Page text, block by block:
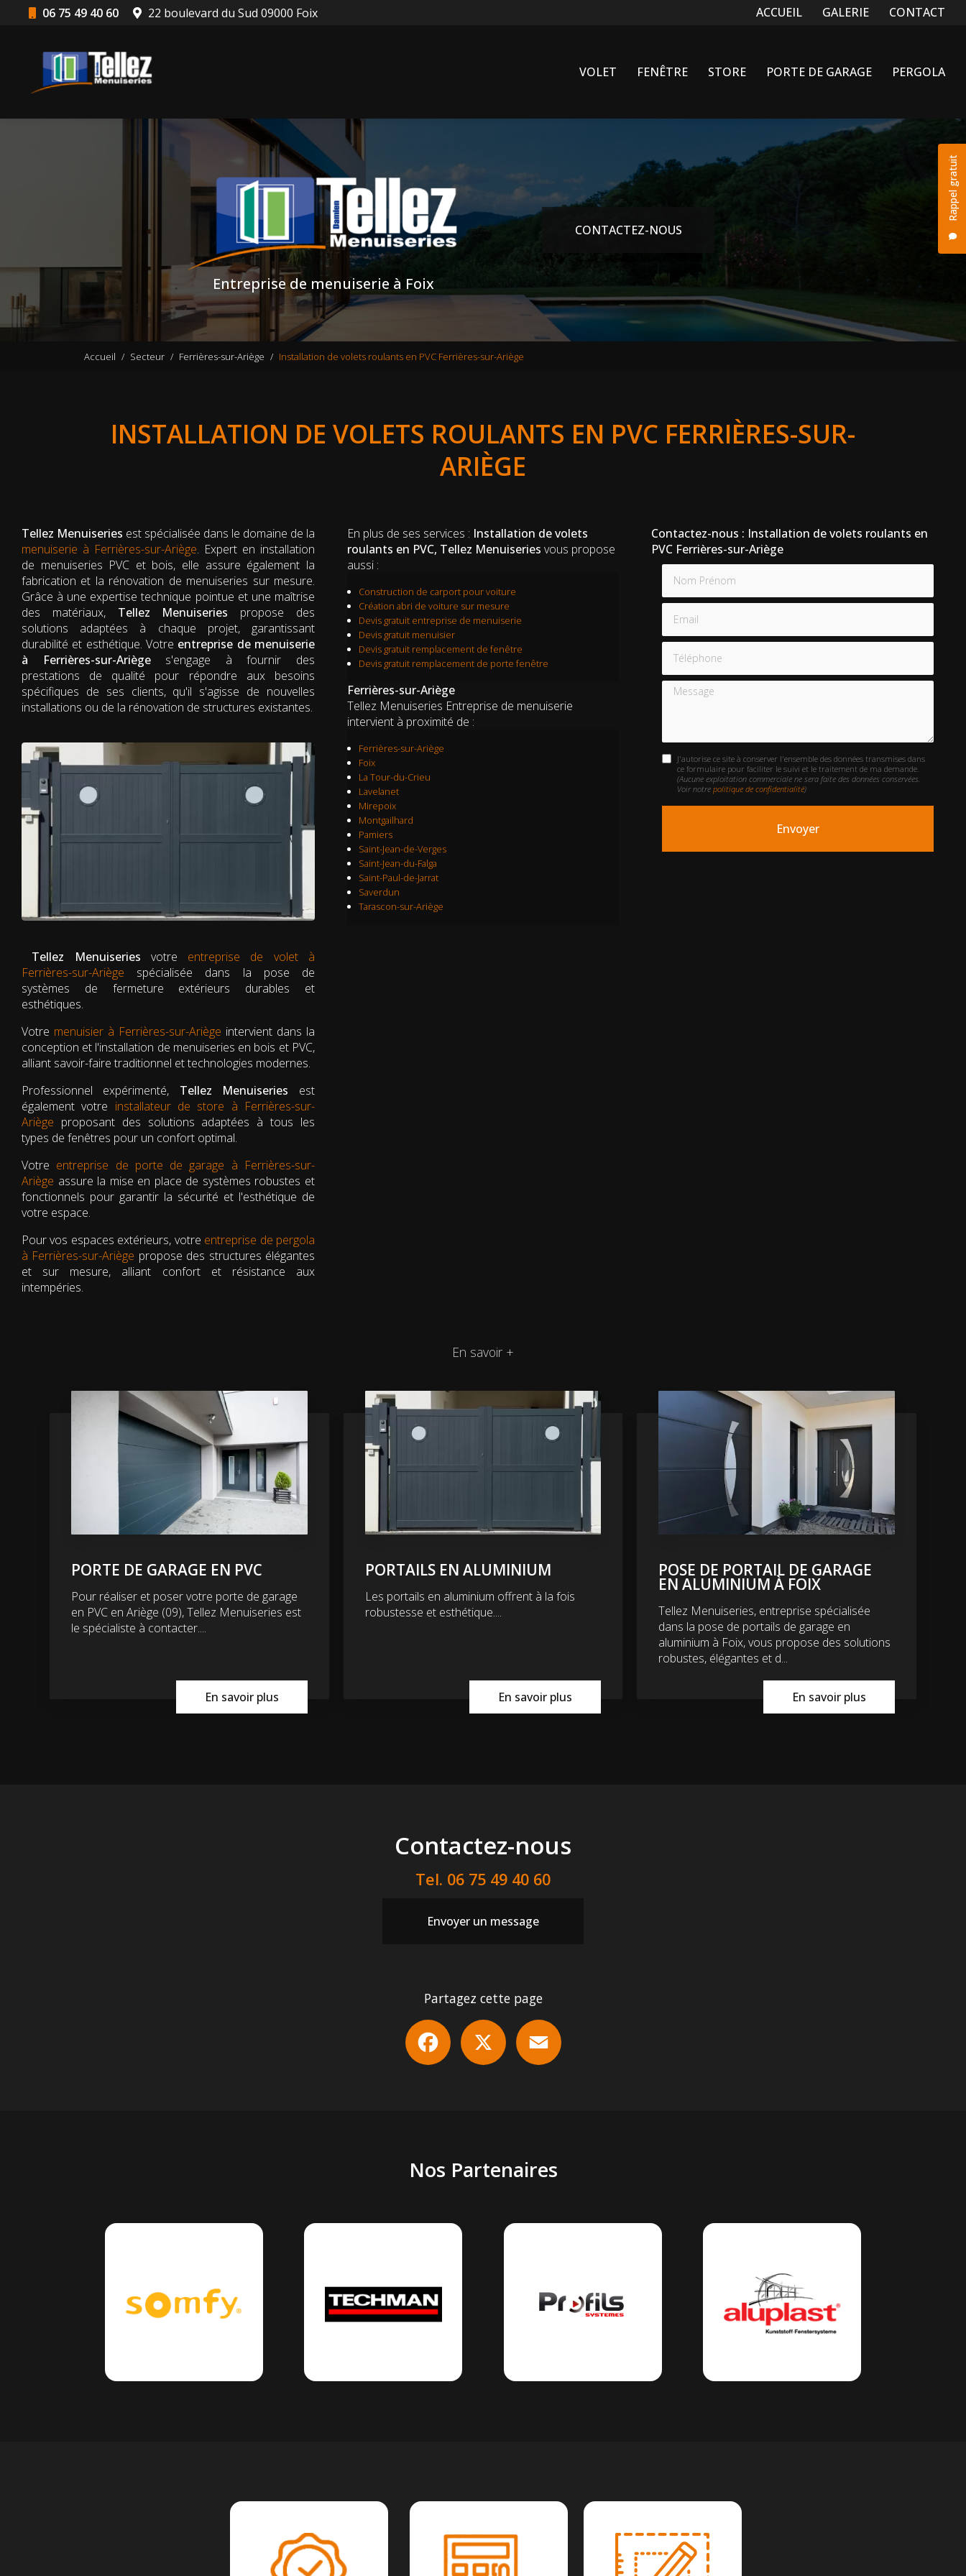
06 75 49 40 60 22 boulevard du Sud 09000 Foix Navigation secondaire
ACCUEIL GALERIE CONTACT
Rappel gratuit
VOLET FENÊTRE STORE PORTE DE GARAGE PERGOLA
Entreprise de menuiserie à Foix
CONTACTEZ-NOUS
Accueil Secteur Ferrières-sur-Ariège Installation de volets roulants en PVC Ferrières-sur-Ariège
INSTALLATION DE VOLETS ROULANTS EN PVC FERRIÈRES-SUR-
ARIÈGE
Tellez Menuiseries est spécialisée dans le domaine de la
menuiserie à Ferrières-sur-Ariège. Expert en installation
de menuiseries PVC et bois, elle assure également la
fabrication et la rénovation de menuiseries sur mesure.
Grâce à une expertise technique pointue et une maîtrise
des matériaux, Tellez Menuiseries propose des
solutions adaptées à chaque projet, garantissant
durabilité et esthétique. Votre entreprise de menuiserie
à Ferrières-sur-Ariège s'engage à fournir des
prestations de qualité pour répondre aux besoins
spécifiques de ses clients, qu'il s'agisse de nouvelles
installations ou de la rénovation de structures existantes.
Tellez Menuiseries votre entreprise de volet à
Ferrières-sur-Ariège spécialisée dans la pose de
systèmes de fermeture extérieurs durables et
esthétiques.
Votre menuisier à Ferrières-sur-Ariège intervient dans la
conception et l'installation de menuiseries en bois et PVC,
alliant savoir-faire traditionnel et technologies modernes.
Professionnel expérimenté, Tellez Menuiseries est
également votre installateur de store à Ferrières-sur-
Ariège proposant des solutions adaptées à tous les
types de fenêtres pour un confort optimal.
Votre entreprise de porte de garage à Ferrières-sur-
Ariège assure la mise en place de systèmes robustes et
fonctionnels pour garantir la sécurité et l'esthétique de
votre espace.
Pour vos espaces extérieurs, votre entreprise de pergola
à Ferrières-sur-Ariège propose des structures élégantes
et sur mesure, alliant confort et résistance aux
intempéries.
En plus de ses services : Installation de volets
roulants en PVC, Tellez Menuiseries vous propose
aussi :
Construction de carport pour voiture
Création abri de voiture sur mesure
Devis gratuit entreprise de menuiserie
Devis gratuit menuisier
Devis gratuit remplacement de fenêtre
Devis gratuit remplacement de porte fenêtre
Ferrières-sur-Ariège
Tellez Menuiseries Entreprise de menuiserie
intervient à proximité de :
Ferrières-sur-Ariège
Foix
La Tour-du-Crieu
Lavelanet
Mirepoix
Montgailhard
Pamiers
Saint-Jean-de-Verges
Saint-Jean-du-Falga
Saint-Paul-de-Jarrat
Saverdun
Tarascon-sur-Ariège
Contactez-nous : Installation de volets roulants en
PVC Ferrières-sur-Ariège
Nom Prénom
Email
Téléphone
Message
J'autorise ce site à conserver l'ensemble des données transmises dans
ce formulaire pour faciliter le suivi et le traitement de ma demande.
(Aucune exploitation commerciale ne sera faite des données conservées.
Voir notre politique de confidentialité)
En savoir +
PORTE DE GARAGE EN PVC
Pour réaliser et poser votre porte de garage
en PVC en Ariège (09), Tellez Menuiseries est
le spécialiste à contacter....
En savoir plus
PORTAILS EN ALUMINIUM
Les portails en aluminium offrent à la fois
robustesse et esthétique....
En savoir plus
POSE DE PORTAIL DE GARAGE
EN ALUMINIUM À FOIX
Tellez Menuiseries, entreprise spécialisée
dans la pose de portails de garage en
aluminium à Foix, vous propose des solutions
robustes, élégantes et d...
En savoir plus
Contactez-nous
Tel. 06 75 49 40 60
Envoyer un message
Partagez cette page
Facebook
Nos Partenaires